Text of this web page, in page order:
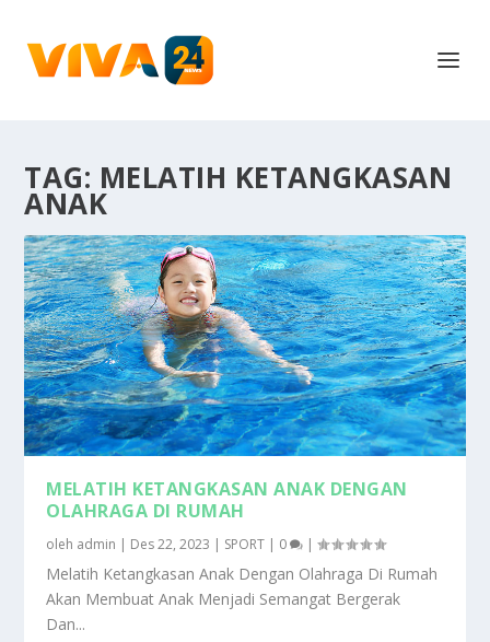
TAG: MELATIH KETANGKASAN
ANAK
MELATIH KETANGKASAN ANAK DENGAN
OLAHRAGA DI RUMAH
oleh admin | Des 22, 2023 | SPORT | 0 |
Melatih Ketangkasan Anak Dengan Olahraga Di Rumah
Akan Membuat Anak Menjadi Semangat Bergerak
Dan...